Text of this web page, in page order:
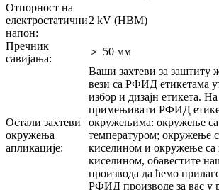
Отпорност на
електростатични
напон:
2 kV (HBM)
Пречник
савијања:
＞ 50 мм
Остали захтеви
окружења
апликације:
Ваши захтеви за заштиту
вези са РФИД етикетама
избор и дизајн етикета.
примењивати РФИД
окружењима: окружење
температуром; окружење
киселином и окружење са
киселином, обавестите
производа да ћемо
РФИД производе за вас у